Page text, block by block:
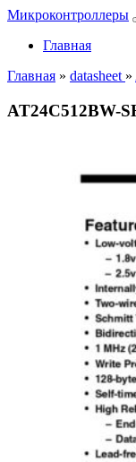
Микроконтроллеры
Главная
Главная » datasheet »
AT24C512BW-